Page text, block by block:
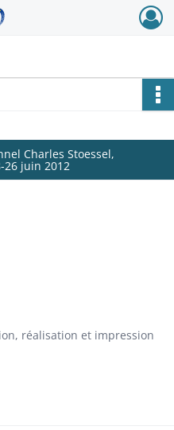
- Colmar
Charles Stoessel,
26 juin 2012
réalisation et impression